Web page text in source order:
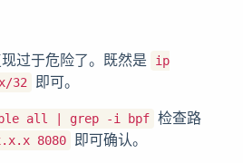
过于危险了。既然是
ip
32 即可。
all | grep -i bpf 检查路
8080
即可确认。